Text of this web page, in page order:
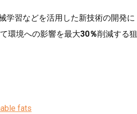
学習などを活用した新技術の開発に
環境への影響を最大30％削減する狙
fats